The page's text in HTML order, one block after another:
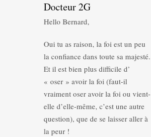
Docteur 2G
Hello Bernard,
Oui tu as raison, la foi est un peu
la confiance dans toute sa majesté.
Et il est bien plus difficile d’
« oser » avoir la foi (faut-il
vraiment oser avoir la foi ou vient-
elle d’elle-même, c’est une autre
question), que de se laisser aller à
la peur !